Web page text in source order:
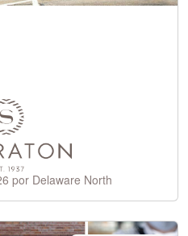
por Delaware North